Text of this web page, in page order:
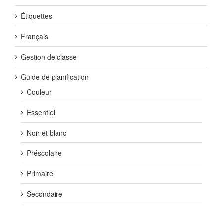
Étiquettes
Français
Gestion de classe
Guide de planification
Couleur
Essentiel
Noir et blanc
Préscolaire
Primaire
Secondaire